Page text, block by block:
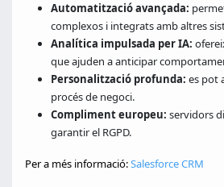
Automatització avançada:
complexos i integrats amb altres
Analítica impulsada per IA:
que ajuden a anticipar
Personalització profunda: es pot
procés de negoci.
Compliment europeu: servidors
garantir el RGPD.
Per a més informació:Salesforce CRM